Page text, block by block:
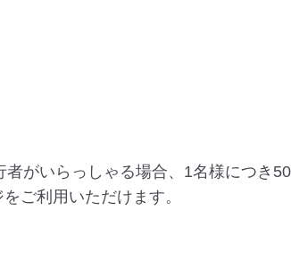
がいらっしゃる場合、1名様につき
ご利用いただけます。